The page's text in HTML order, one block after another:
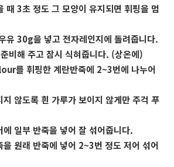
때 3초 정도그 모양이 유지되면 휘핑을 멈
유 30g을 넣고 전자레인지에 돌려줍니다.
비해 주고 잠시 식혀줍니다. (상온에)
를 휘핑한 계란반죽에 2~3번에 나누어
않도록 흰 가루가 보이지 않게만 주걱 푸
일부 반죽을 넣어 잘 섞어줍니다.
원래 반죽에 넣어 2~3번 정도 저어 섞어